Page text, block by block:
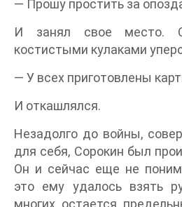
— Прошу простить за
И занял свое место.
костистыми кулаками
— У всех приготовлены
И откашлялся.
Незадолго до войны,
для себя, Сорокин был
Он и сейчас еще не
это ему удалось взять